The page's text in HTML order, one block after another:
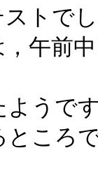
トで
，午前
ようで
ところ